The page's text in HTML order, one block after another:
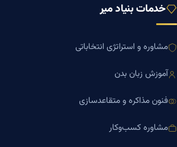
خدمات بنیاد میر
مشاوره و استراتژی انتخاباتی
آموزش زبان بدن
فنون مذاکره و متقاعدسازی
مشاوره کسب‌وکار